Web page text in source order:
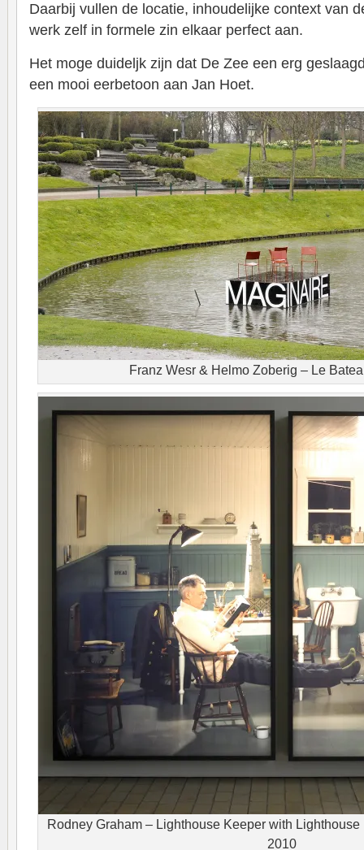
Daarbij vullen de locatie, inhoudelijke context van
werk zelf in formele zin elkaar perfect aan.
Het moge duideljk zijn dat De Zee een erg
een mooi eerbetoon aan Jan Hoet.
Franz Wesr & Helmo Zoberig – Le
Rodney Graham – Lighthouse Keeper with
2010